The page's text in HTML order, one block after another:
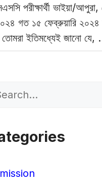
পরীক্ষার্থী ভাইয়া/
গত ১৫ ফেব্রুয়ারি
ইতিমধ্যেই জানো যে,